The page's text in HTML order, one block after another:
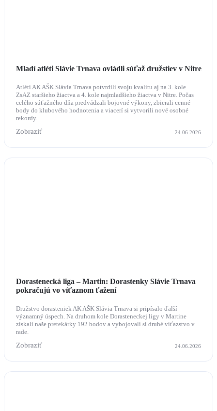
Mladí atléti Slávie Trnava ovládli súťaž družstiev v Nitre
Atléti AK AŠK Slávia Trnava potvrdili svoju kvalitu aj na 3. kole
ZsAZ staršieho žiactva a 4. kole najmladšieho žiactva v Nitre. Počas
celého súťažného dňa predvádzali bojovné výkony, zbierali cenné
body do klubového hodnotenia a viacerí si vytvorili nové osobné
rekordy.
Zobraziť 24.06.2026
Dorastenecká liga – Martin: Dorastenky Slávie Trnava
pokračujú vo víťaznom ťažení
Družstvo dorasteniek AK AŠK Slávia Trnava si pripísalo ďalší
významný úspech. Na druhom kole Dorasteneckej ligy v Martine
získali naše pretekárky 192 bodov a vybojovali si druhé víťazstvo v
rade.
Zobraziť 24.06.2026